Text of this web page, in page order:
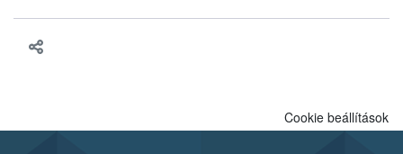
Cookie beállítások